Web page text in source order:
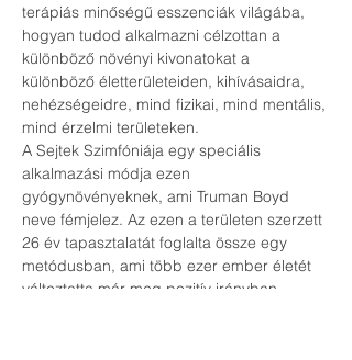
terápiás minőségű esszenciák világába,
hogyan tudod alkalmazni célzottan a
különböző növényi kivonatokat a
különböző életterületeiden, kihívásaidra,
nehézségeidre, mind fizikai, mind mentális,
mind érzelmi területeken.
A Sejtek Szimfóniája egy speciális
alkalmazási módja ezen
gyógynövényeknek, ami Truman Boyd
neve fémjelez. Az ezen a területen szerzett
26 év tapasztalatát foglalta össze egy
metódusban, ami több ezer ember életét
változtatta már meg pozitív irányban.